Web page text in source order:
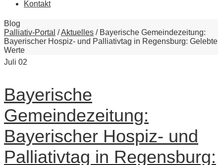
Kontakt
Blog
Palliativ-Portal /Aktuelles / Bayerische Gemeindezeitung:
Bayerischer Hospiz- und Palliativtag in Regensburg: Gelebte
Werte
Juli 02
Bayerische
Gemeindezeitung:
Bayerischer Hospiz- und
Palliativtag in Regensburg: